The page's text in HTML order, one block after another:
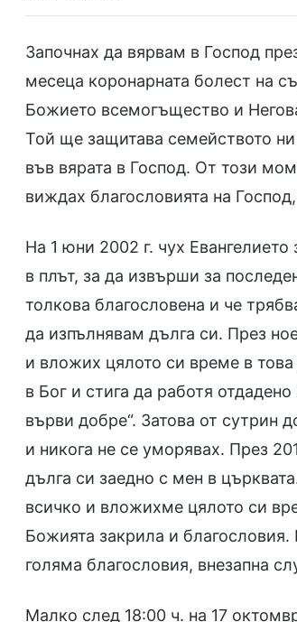
Започнах да вярвам в Господ
месеца коронарната болест на
Божието всемогъщество и
Той ще защитава семейството
във вярата в Господ. От този
виждах благословията на
На 1 юни 2002 г. чух
в плът, за да извърши за
толкова благословена и че
да изпълнявам дълга си. През
и вложих цялото си време в
в Бог и стига да работя
върви добре“. Затова от сутрин
и никога не се уморявах. През
дълга си заедно с мен в
всичко и вложихме цялото си
Божията закрила и
голяма благословия, внезапна
Малко след 18:00 ч. на 17